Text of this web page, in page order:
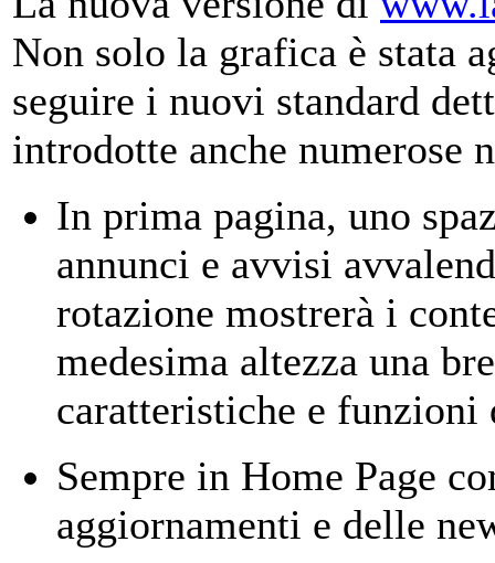
Non solo la grafica è stata
seguire i nuovi standard
introdotte anche numerose
In prima pagina, uno
annunci e avvisi
rotazione mostrerà i
medesima altezza una
caratteristiche e funzioni
Sempre in Home Page
aggiornamenti e delle